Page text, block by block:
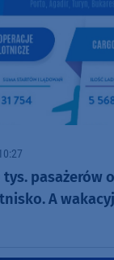
pasażerów
A